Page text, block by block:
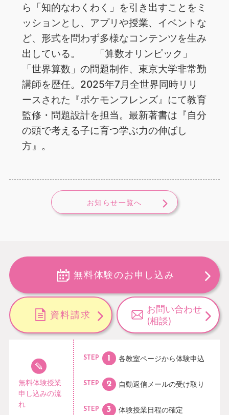
ら「知的なわくわく」を引き出すことをミ
ッションとし、アプリや授業、イベントな
ど、形式を問わず多様なコンテンツを生み
出している。 「算数オリンピック」
「世界算数」の問題制作、東京大学非常勤
講師を歴任。2025年7月全世界同時リリ
ースされた『ポケモンフレンズ』にて教育
監修・問題設計を担当。最新著書は『自分
の頭で考える子に育つ学ぶ力の伸ばし
方』。
お知らせ一覧へ
無料体験のお申し込み
資料請求
お問い合わせ
(相談)
無料体験授業
申し込みの流
れ
STEP 各教室ページから体験申込
STEP 自動返信メールの受け取り
STEP 体験授業日程の確定